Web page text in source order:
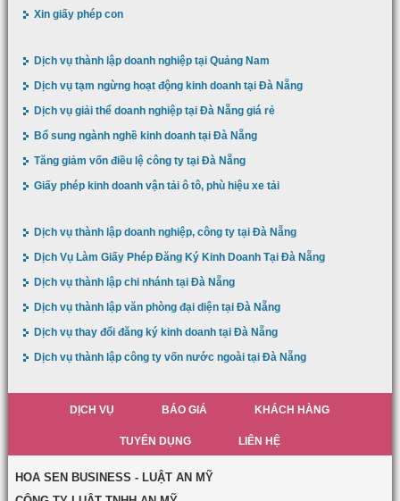
Xin giấy phép con
Dịch vụ thành lập doanh nghiệp tại Quảng Nam
Dịch vụ tạm ngừng hoạt động kinh doanh tại Đà Nẵng
Dịch vụ giải thể doanh nghiệp tại Đà Nẵng giá rẻ
Bổ sung ngành nghề kinh doanh tại Đà Nẵng
Tăng giảm vốn điều lệ công ty tại Đà Nẵng
Giấy phép kinh doanh vận tải ô tô, phù hiệu xe tải
Dịch vụ thành lập doanh nghiệp, công ty tại Đà Nẵng
Dịch Vụ Làm Giấy Phép Đăng Ký Kinh Doanh Tại Đà Nẵng
Dịch vụ thành lập chi nhánh tại Đà Nẵng
Dịch vụ thành lập văn phòng đại diện tại Đà Nẵng
Dịch vụ thay đổi đăng ký kinh doanh tại Đà Nẵng
Dịch vụ thành lập công ty vốn nước ngoài tại Đà Nẵng
DỊCH VỤ BÁO GIÁ KHÁCH HÀNG
TUYỂN DỤNG LIÊN HỆ
HOA SEN BUSINESS - LUẬT AN MỸ